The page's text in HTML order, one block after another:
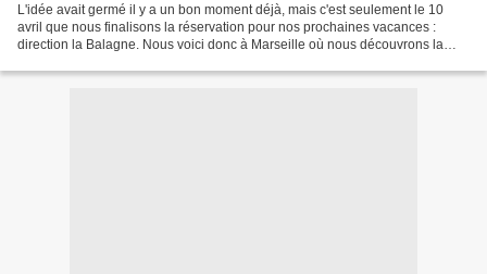
L'idée avait germé il y a un bon moment déjà, mais c'est seulement le 10
avril que nous finalisons la réservation pour nos prochaines vacances :
direction la Balagne. Nous voici donc à Marseille où nous découvrons la